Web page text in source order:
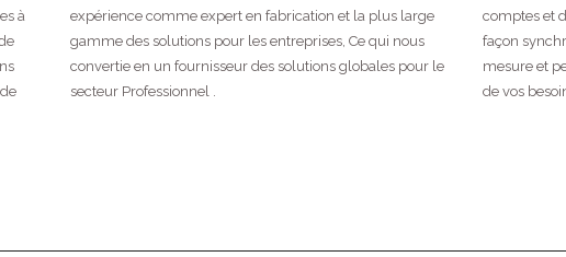
à
expérience comme expert en fabrication et la plus large
gamme des solutions pour les entreprises, Ce qui nous
convertie en un fournisseur des solutions globales pour le
secteur Professionnel .
comptes et
façon
mesure et
de vos